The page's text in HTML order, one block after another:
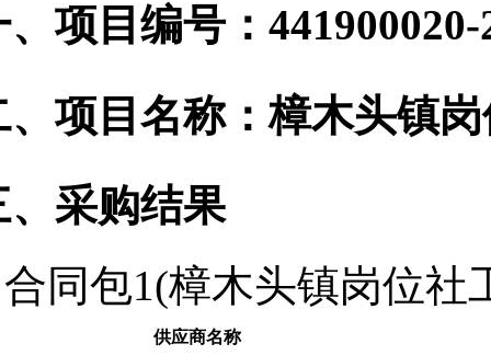
、项目编号：441900020-
、项目名称：樟木头镇
、采购结果
合同包1(樟木头镇岗位社
供应商名称